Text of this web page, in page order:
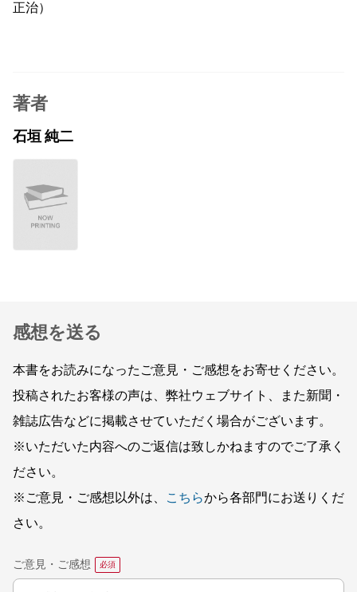
正治）
著者
石垣 純二
感想を送る
本書をお読みになったご意見・ご感想をお寄せください。
投稿されたお客様の声は、弊社ウェブサイト、また新聞・
雑誌広告などに掲載させていただく場合がございます。
※いただいた内容へのご返信は致しかねますのでご了承く
ださい。
※ご意見・ご感想以外は、
こちらから各部門にお送りくだ
さい。
ご意見・ご感想